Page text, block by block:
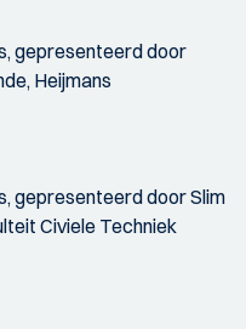
gepresenteerd door
Heijmans
gepresenteerd door Slim
Civiele Techniek